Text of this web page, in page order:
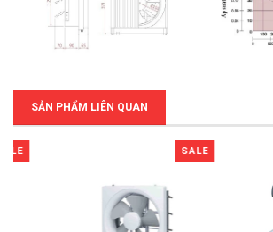
SẢN PHẨM LIÊN QUAN